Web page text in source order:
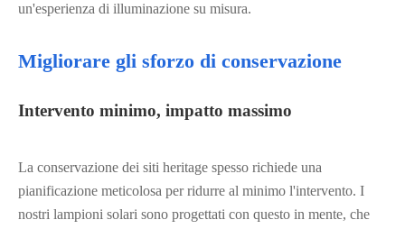
un'esperienza di illuminazione su misura.
Migliorare gli sforzo di conservazione
Intervento minimo, impatto massimo
La conservazione dei siti heritage spesso richiede una
pianificazione meticolosa per ridurre al minimo l'intervento. I
nostri lampioni solari sono progettati con questo in mente, che